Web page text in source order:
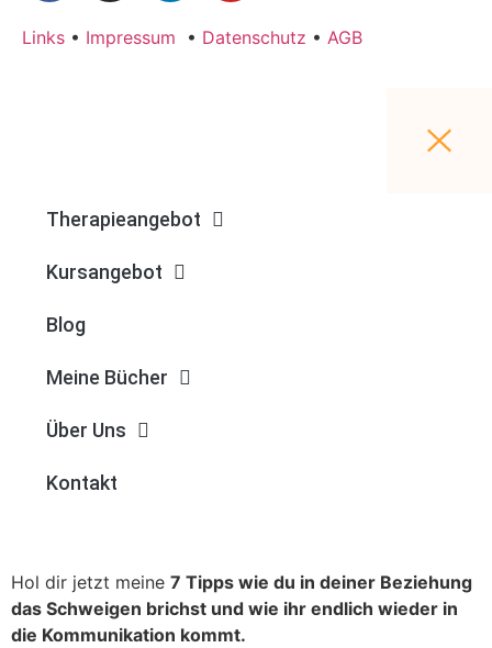
Links • Impressum • Datenschutz • AGB
Therapieangebot
Kursangebot
Blog
Meine Bücher
Über Uns
Kontakt
Hol dir jetzt meine 7 Tipps wie du in deiner Beziehung
das Schweigen brichst und wie ihr endlich wieder in
die Kommunikation kommt.